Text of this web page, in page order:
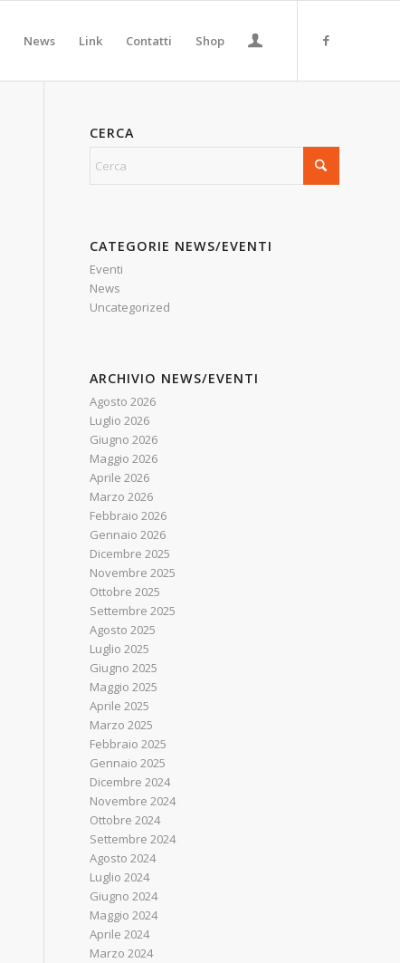
News Link Contatti Shop
CERCA
CATEGORIE NEWS/EVENTI
Eventi
News
Uncategorized
ARCHIVIO NEWS/EVENTI
Agosto 2026
Luglio 2026
Giugno 2026
Maggio 2026
Aprile 2026
Marzo 2026
Febbraio 2026
Gennaio 2026
Dicembre 2025
Novembre 2025
Ottobre 2025
Settembre 2025
Agosto 2025
Luglio 2025
Giugno 2025
Maggio 2025
Aprile 2025
Marzo 2025
Febbraio 2025
Gennaio 2025
Dicembre 2024
Novembre 2024
Ottobre 2024
Settembre 2024
Agosto 2024
Luglio 2024
Giugno 2024
Maggio 2024
Aprile 2024
Marzo 2024